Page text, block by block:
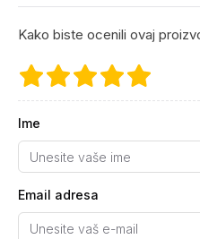
Kako biste ocenili ovaj
Ime
Email adresa